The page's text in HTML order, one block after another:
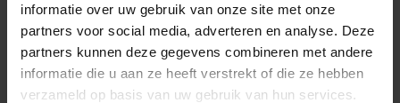
informatie over uw gebruik van onze site met onze
partners voor social media, adverteren en analyse. Deze
partners kunnen deze gegevens combineren met andere
informatie die u aan ze heeft verstrekt of die ze hebben
verzameld op basis van uw gebruik van hun services.
Gtin: 8054809439358
Artikelnummer merk: 017510020
€ 17,61 incl. BTW
Prijs per 1 Stuk